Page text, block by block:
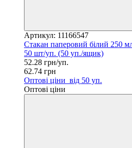
Артикул: 11166547
Стакан паперовий білий 250
50 шт/уп. (50 уп./ящик)
52.28 грн/уп.
62.74 грн
Оптові ціни від 50 уп.
Оптові ціни